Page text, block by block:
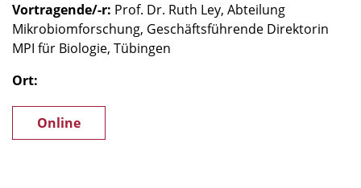
Vortragende/-r: Prof. Dr. Ruth Ley, Abteilung
Mikrobiomforschung, Geschäftsführende Direktorin
MPI für Biologie, Tübingen
Ort:
Online